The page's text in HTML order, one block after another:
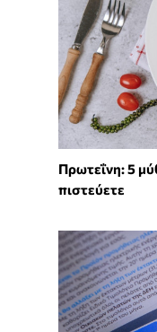
Πρωτεΐνη: 5
πιστεύετε